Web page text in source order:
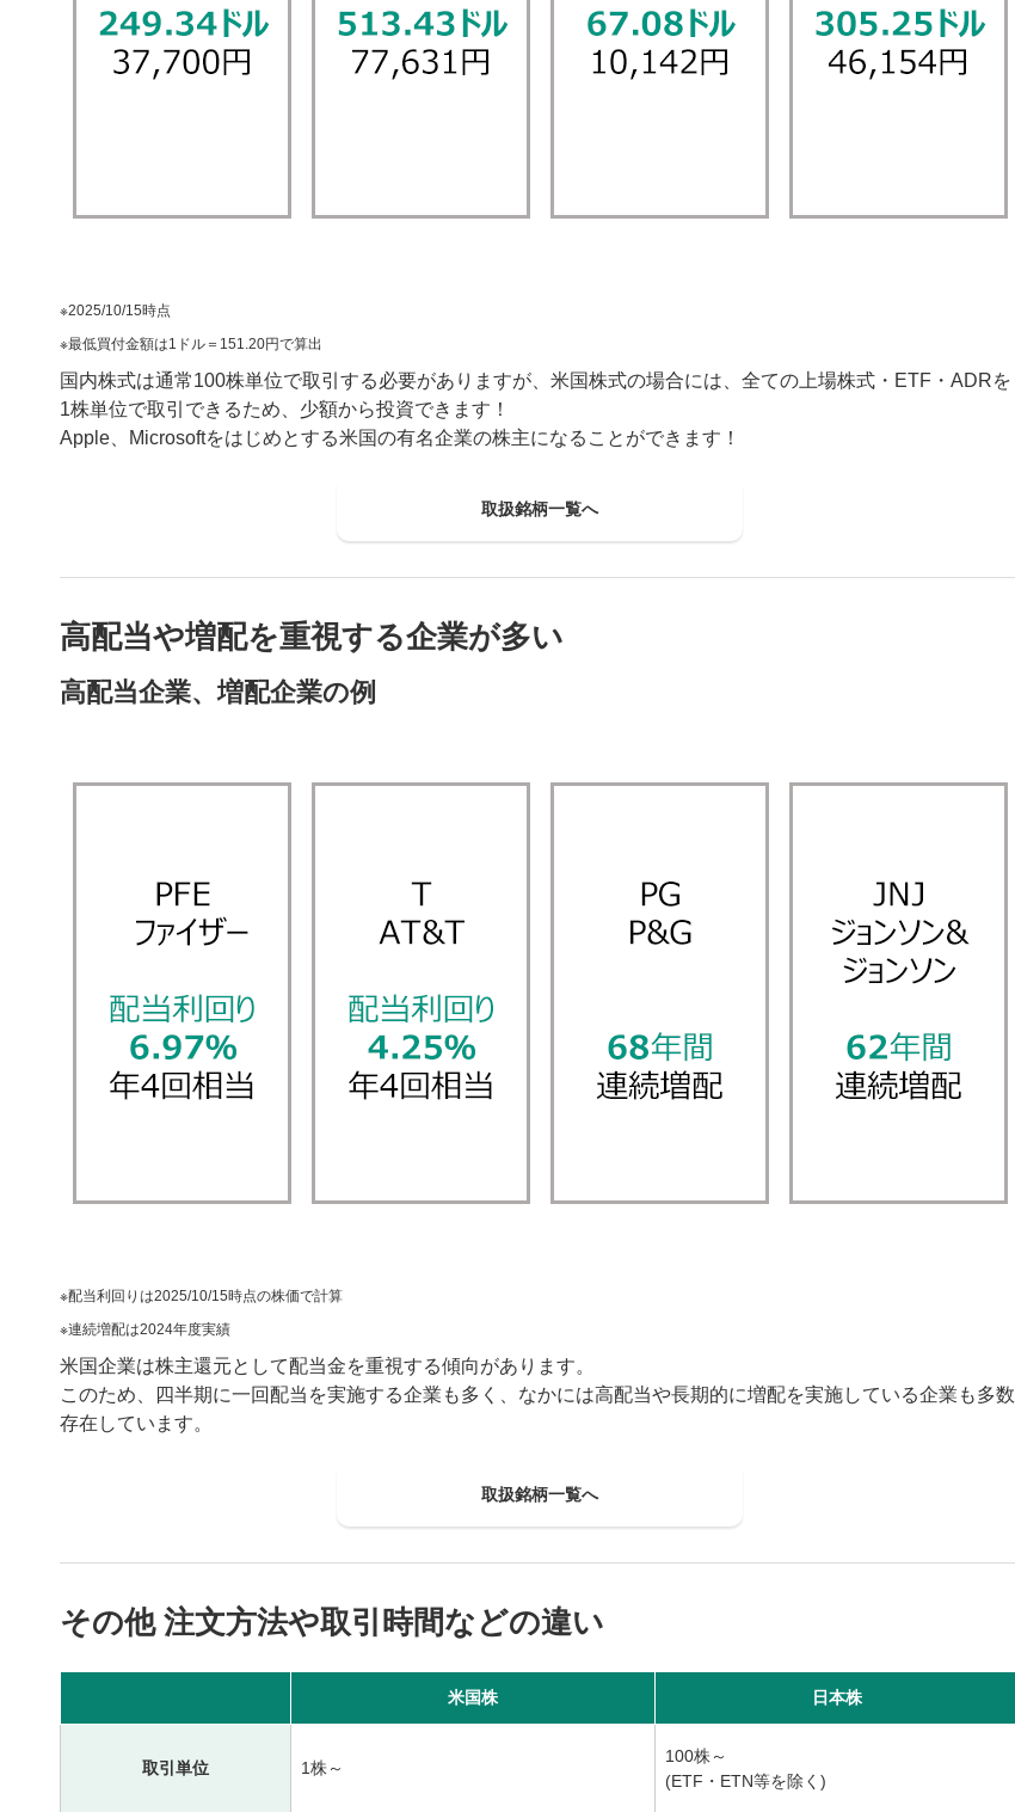
2025/10/15時点
最低買付金額は1ドル＝151.20円で算出
国内株式は通常100株単位で取引する必要がありますが、米国株式の場合には、全ての上場株式・ETF・ADRを
1株単位で取引できるため、少額から投資できます！
Apple、Microsoftをはじめとする米国の有名企業の株主になることができます！
取扱銘柄一覧へ
高配当や増配を重視する企業が多い
高配当企業、増配企業の例
配当利回りは2025/10/15時点の株価で計算
連続増配は2024年度実績
米国企業は株主還元として配当金を重視する傾向があります。
このため、四半期に一回配当を実施する企業も多く、なかには高配当や長期的に増配を実施している企業も多数
存在しています。
取扱銘柄一覧へ
その他 注文方法や取引時間などの違い
米国株 日本株
取引単位 1株～
100株～
(ETF・ETN等を除く)